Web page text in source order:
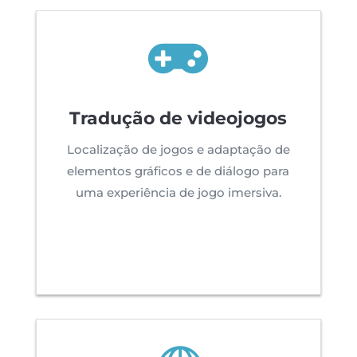

Tradução de videojogos
Localização de jogos e adaptação de
elementos gráficos e de diálogo para
uma experiência de jogo imersiva.